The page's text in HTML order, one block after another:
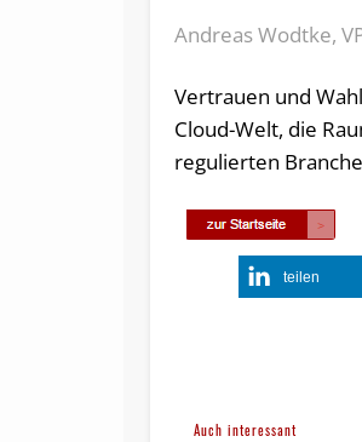
Andreas Wodtke,
Vertrauen und
Cloud-Welt, die
regulierten
teilen
Auch interessant